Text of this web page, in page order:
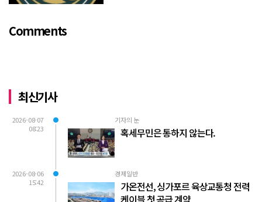
Comments
최신기사
2026-08-07
08:23
기자의 눈
혹세무민은 통하지 않는다.
2026-08-06
15:42
경제일반
가온전선, 싱가포르 육상교통청 전력
케이블 첫 공급 계약